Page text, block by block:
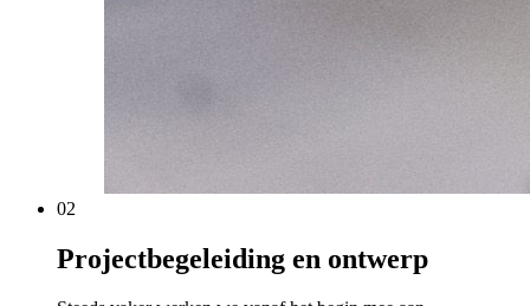
02
Projectbegeleiding en ontwerp